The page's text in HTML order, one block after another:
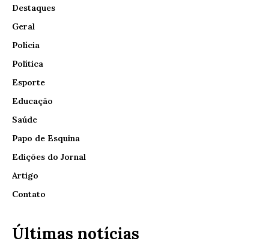
Destaques
Geral
Polícia
Política
Esporte
Educação
Saúde
Papo de Esquina
Edições do Jornal
Artigo
Contato
Últimas notícias